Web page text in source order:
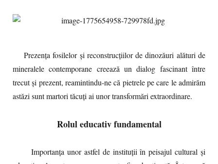
Prezența fosilelor și reconstrucțiilor de dinozăuri alături de
mineralele contemporane creează un dialog fascinant între
trecut și prezent, reamintindu-ne că pietrele pe care le admirăm
astăzi sunt martori tăcuți ai unor transformări extraordinare.
Rolul educativ fundamental
Importanța unor astfel de instituții în peisajul cultural și